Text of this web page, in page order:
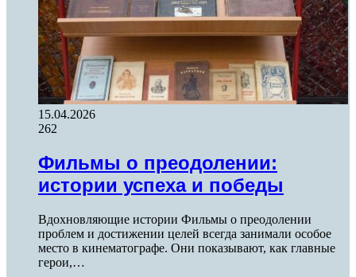
15.04.2026
262
Фильмы о преодолении:
истории успеха и победы
Вдохновляющие истории Фильмы о преодолении
проблем и достижении целей всегда занимали особое
место в кинематографе. Они показывают, как главные
герои,…